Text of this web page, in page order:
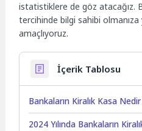
istatistiklere de göz atacağız.
tercihinde bilgi sahibi olmanıza
amaçlıyoruz.
İçerik Tablosu
Bankaların Kiralık Kasa
2024 Yılında Bankaların